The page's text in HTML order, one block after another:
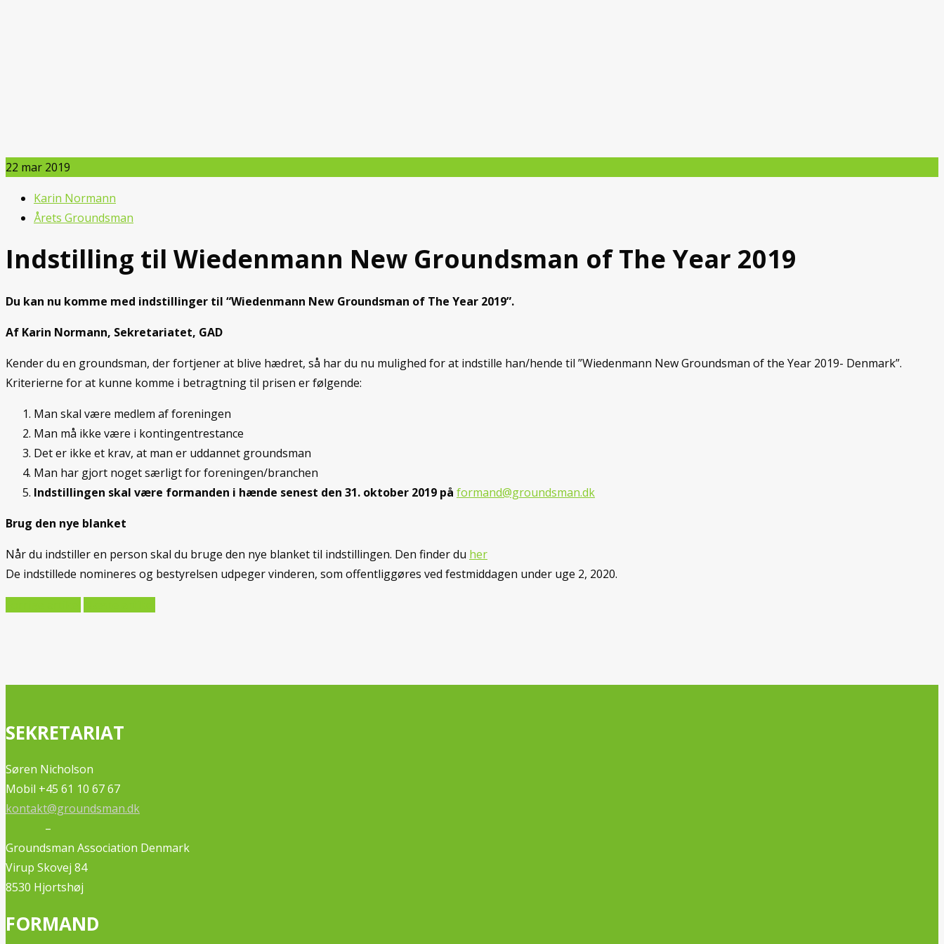
22 mar 2019
Karin Normann
Årets Groundsman
Indstilling til Wiedenmann New Groundsman of The Year 2019
Du kan nu komme med indstillinger til “Wiedenmann New Groundsman of The Year 2019”.
Af Karin Normann, Sekretariatet, GAD
Kender du en groundsman, der fortjener at blive hædret, så har du nu mulighed for at indstille han/hende til ”Wiedenmann New Groundsman of the Year 2019- Denmark”.
Kriterierne for at kunne komme i betragtning til prisen er følgende:
Man skal være medlem af foreningen
Man må ikke være i kontingentrestance
Det er ikke et krav, at man er uddannet groundsman
Man har gjort noget særligt for foreningen/branchen
Indstillingen skal være formanden i hænde senest den 31. oktober 2019 på formand@groundsman.dk
Brug den nye blanket
Når du indstiller en person skal du bruge den nye blanket til indstillingen. Den finder du her
De indstillede nomineres og bestyrelsen udpeger vinderen, som offentliggøres ved festmiddagen under uge 2, 2020.
SEKRETARIAT
Søren Nicholson
Mobil +45 61 10 67 67
kontakt@groundsman.dk
–
Groundsman Association Denmark
Virup Skovej 84
8530 Hjortshøj
FORMAND